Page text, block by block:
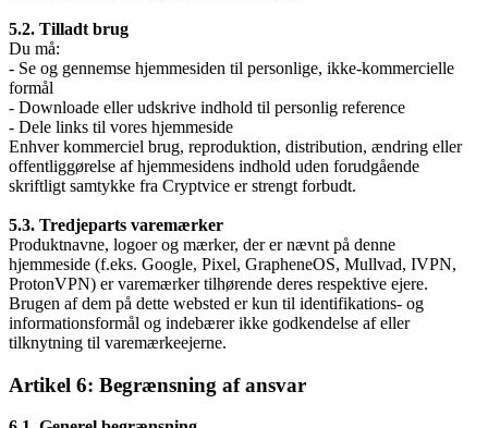
5.2. Tilladt brug
Du må:
- Se og gennemse hjemmesiden til personlige, ikke-kommercielle
formål
- Downloade eller udskrive indhold til personlig reference
- Dele links til vores hjemmeside
Enhver kommerciel brug, reproduktion, distribution, ændring eller
offentliggørelse af hjemmesidens indhold uden forudgående
skriftligt samtykke fra Cryptvice er strengt forbudt.
5.3. Tredjeparts varemærker
Produktnavne, logoer og mærker, der er nævnt på denne
hjemmeside (f.eks. Google, Pixel, GrapheneOS, Mullvad, IVPN,
ProtonVPN) er varemærker tilhørende deres respektive ejere.
Brugen af dem på dette websted er kun til identifikations- og
informationsformål og indebærer ikke godkendelse af eller
tilknytning til varemærkeejerne.
Artikel 6: Begrænsning af ansvar